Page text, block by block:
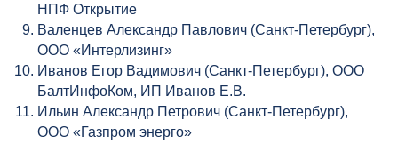
НПФ Открытие
Валенцев Александр Павлович (Санкт-Петербург),
ООО «Интерлизинг»
Иванов Егор Вадимович (Санкт-Петербург), ООО
БалтИнфоКом, ИП Иванов Е.В.
Ильин Александр Петрович (Санкт-Петербург),
ООО «Газпром энерго»